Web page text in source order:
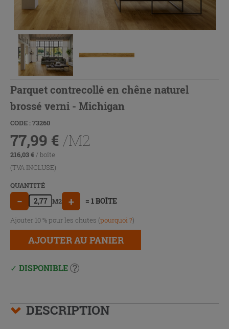
Parquet contrecollé en chêne naturel
brossé verni - Michigan
CODE : 73260
77,99 € /M2
216,03€ / boîte
(TVA INCLUSE)
QUANTITÉ
− M2 + = 1 BOÎTE
Ajouter 10 % pour les chutes (pourquoi ?)
AJOUTER AU PANIER
DISPONIBLE
DESCRIPTION